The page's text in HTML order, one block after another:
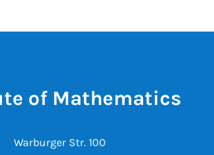
of Mathematics
Warburger Str. 100